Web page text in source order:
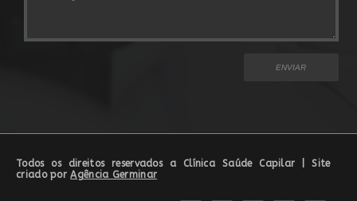
Todos os direitos reservados a Clínica Saúde Capilar | Site
criado porAgência Germinar